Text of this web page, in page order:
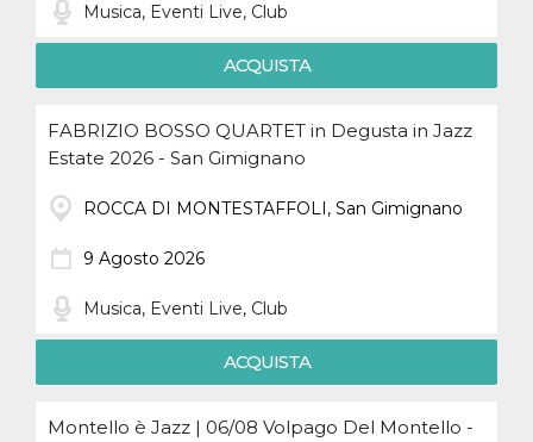
Musica, Eventi Live, Club
ACQUISTA
FABRIZIO BOSSO QUARTET in Degusta in Jazz
Estate 2026 - San Gimignano
ROCCA DI MONTESTAFFOLI, San Gimignano
9 Agosto 2026
Musica, Eventi Live, Club
ACQUISTA
Montello è Jazz | 06/08 Volpago Del Montello -